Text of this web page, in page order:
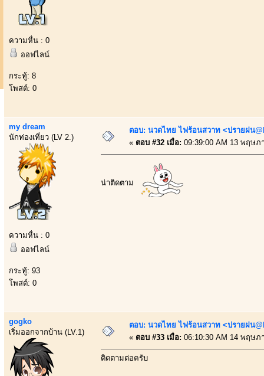
ความหื่น : 0
ออฟไลน์
กระทู้: 8
โพสต์: 0
my dream
นักท่องเที่ยว (LV 2.)
ความหื่น : 0
ออฟไลน์
กระทู้: 93
โพสต์: 0
ตอบ: นวดไทย ไฟร้อนสวาท <ปรายฝน
« ตอบ #32 เมื่อ: 09:39:00 AM 13 พฤษภ
น่าติดตาม
gogko
เริ่มออกจากบ้าน (LV.1)
ตอบ: นวดไทย ไฟร้อนสวาท <ปรายฝน
« ตอบ #33 เมื่อ: 06:10:30 AM 14 พฤษภ
ติดตามต่อครับ